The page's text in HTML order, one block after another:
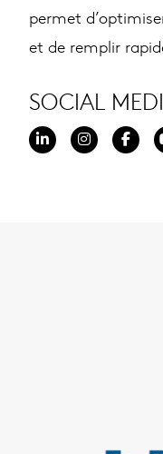
permet
et de remplir
SOCIAL